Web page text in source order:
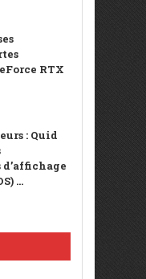
RTX
: Quid
...